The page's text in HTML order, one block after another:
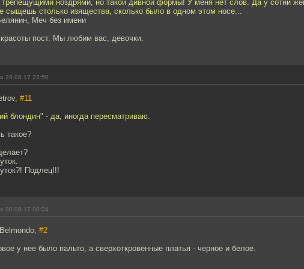
трепещущими ноздрями, но такой дивной формы! У меня нет слов. Да у сотни
сыщешь столько изящества, сколько было в одном этом носе...
Меч без имени
пост. Мы любим вас, девочки.
29.08.17 23:50
#11
блондин" - да, иногда пересматриваю.
такое?
Подлец!!!
30.08.17 00:24
#2
у нее было пальто, а сверхоткровенные платья - черное и белое.